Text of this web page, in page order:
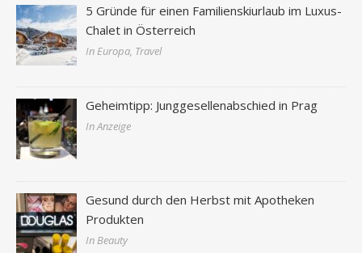
5 Gründe für einen Familienskiurlaub im Luxus-
Chalet in Österreich
In Europa, Travel
Geheimtipp: Junggesellenabschied in Prag
In Anzeige
Gesund durch den Herbst mit Apotheken
Produkten
In Beauty